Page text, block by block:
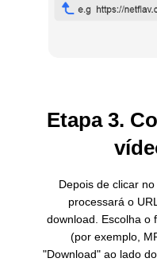
Etapa 3.
Depois de clicar
processará o
download. Escolha o
(por exemplo,
"Download" ao lado